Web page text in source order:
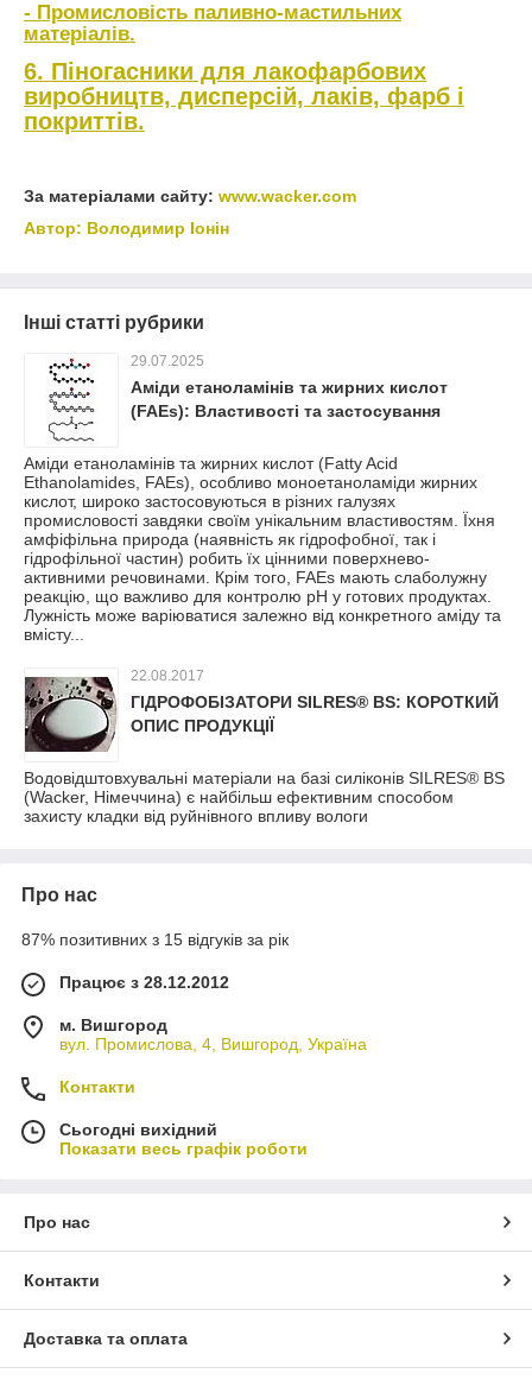
- Промисловість паливно-мастильних
матеріалів.
6. Піногасники для лакофарбових
виробництв, дисперсій, лаків, фарб і
покриттів.
За матеріалами сайту: www.wacker.com
Автор: Володимир Іонін
Інші статті рубрики
29.07.2025
Аміди етаноламінів та жирних кислот
(FAEs): Властивості та застосування
Аміди етаноламінів та жирних кислот (Fatty Acid
Ethanolamides, FAEs), особливо моноетаноламіди жирних
кислот, широко застосовуються в різних галузях
промисловості завдяки своїм унікальним властивостям. Їхня
амфіфільна природа (наявність як гідрофобної, так і
гідрофільної частин) робить їх цінними поверхнево-
активними речовинами. Крім того, FAEs мають слаболужну
реакцію, що важливо для контролю pH у готових продуктах.
Лужність може варіюватися залежно від конкретного аміду та
вмісту...
22.08.2017
ГІДРОФОБІЗАТОРИ SILRES® BS: КОРОТКИЙ
ОПИС ПРОДУКЦІЇ
Водовідштовхувальні матеріали на базі силіконів SILRES® BS
(Wacker, Німеччина) є найбільш ефективним способом
захисту кладки від руйнівного впливу вологи
Про нас
87% позитивних з 15 відгуків за рік
Працює з 28.12.2012
м. Вишгород
вул. Промислова, 4, Вишгород, Україна
Контакти
Сьогодні вихідний
Показати весь графік роботи
Про нас
Контакти
Доставка та оплата